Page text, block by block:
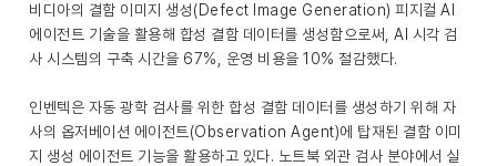
비디아의 결함 이미지 생성(Defect Image Generation) 피지컬 AI
에이전트 기술을 활용해 합성 결함 데이터를 생성함으로써, AI 시각 검
사 시스템의 구축 시간을 67%, 운영 비용을 10% 절감했다.
인벤텍은 자동 광학 검사를 위한 합성 결함 데이터를 생성하기 위해 자
사의 옵저베이션 에이전트(Observation Agent)에 탑재된 결함 이미
지 생성 에이전트 기능을 활용하고 있다. 노트북 외관 검사 분야에서 실